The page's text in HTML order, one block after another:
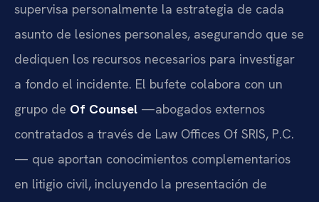
supervisa personalmente la estrategia de cada
asunto de lesiones personales, asegurando que se
dediquen los recursos necesarios para investigar
a fondo el incidente. El bufete colabora con un
grupo de Of Counsel —abogados externos
contratados a través de Law Offices Of SRIS, P.C.
— que aportan conocimientos complementarios
en litigio civil, incluyendo la presentación de